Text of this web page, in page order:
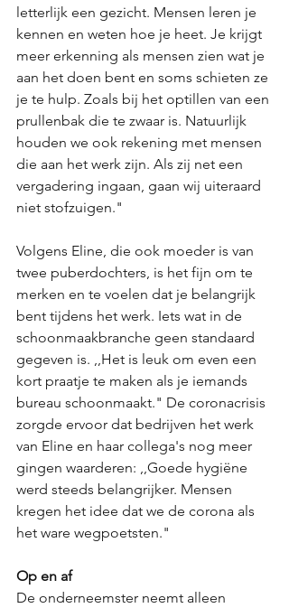
letterlijk een gezicht. Mensen leren je
kennen en weten hoe je heet. Je krijgt
meer erkenning als mensen zien wat je
aan het doen bent en soms schieten ze
je te hulp. Zoals bij het optillen van een
prullenbak die te zwaar is. Natuurlijk
houden we ook rekening met mensen
die aan het werk zijn. Als zij net een
vergadering ingaan, gaan wij uiteraard
niet stofzuigen."
Volgens Eline, die ook moeder is van
twee puberdochters, is het fijn om te
merken en te voelen dat je belangrijk
bent tijdens het werk. Iets wat in de
schoonmaakbranche geen standaard
gegeven is. ,,Het is leuk om even een
kort praatje te maken als je iemands
bureau schoonmaakt." De coronacrisis
zorgde ervoor dat bedrijven het werk
van Eline en haar collega's nog meer
gingen waarderen: ,,Goede hygiëne
werd steeds belangrijker. Mensen
kregen het idee dat we de corona als
het ware wegpoetsten."
Op en af
De onderneemster neemt alleen